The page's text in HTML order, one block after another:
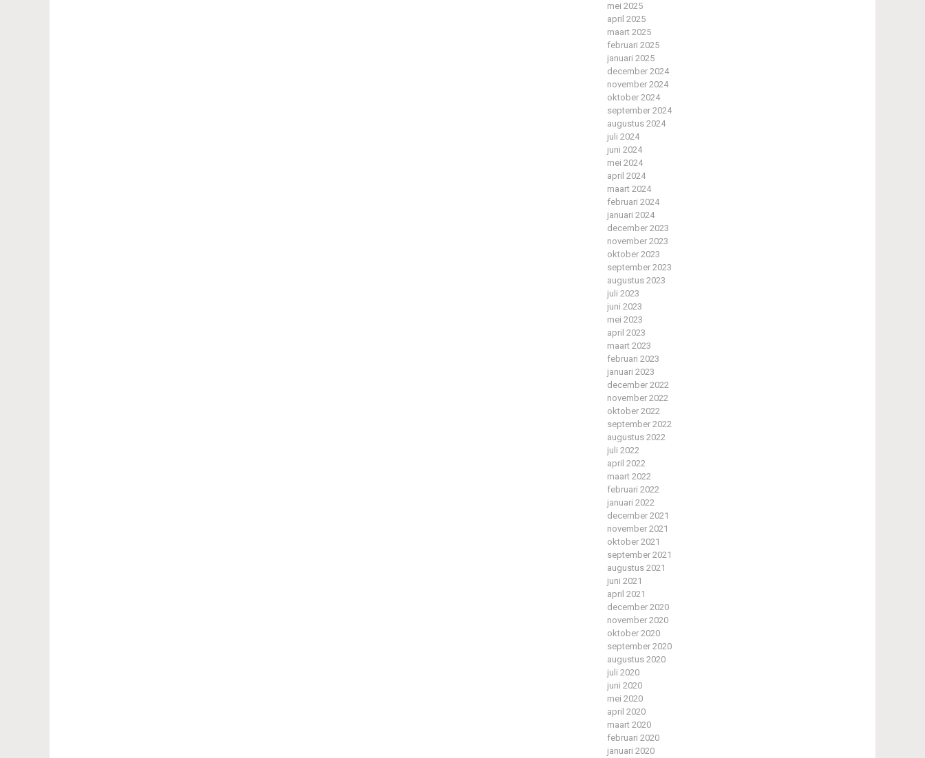
mei 2025
april 2025
maart 2025
februari 2025
januari 2025
december 2024
november 2024
oktober 2024
september 2024
augustus 2024
juli 2024
juni 2024
mei 2024
april 2024
maart 2024
februari 2024
januari 2024
december 2023
november 2023
oktober 2023
september 2023
augustus 2023
juli 2023
juni 2023
mei 2023
april 2023
maart 2023
februari 2023
januari 2023
december 2022
november 2022
oktober 2022
september 2022
augustus 2022
juli 2022
april 2022
maart 2022
februari 2022
januari 2022
december 2021
november 2021
oktober 2021
september 2021
augustus 2021
juni 2021
april 2021
december 2020
november 2020
oktober 2020
september 2020
augustus 2020
juli 2020
juni 2020
mei 2020
april 2020
maart 2020
februari 2020
januari 2020